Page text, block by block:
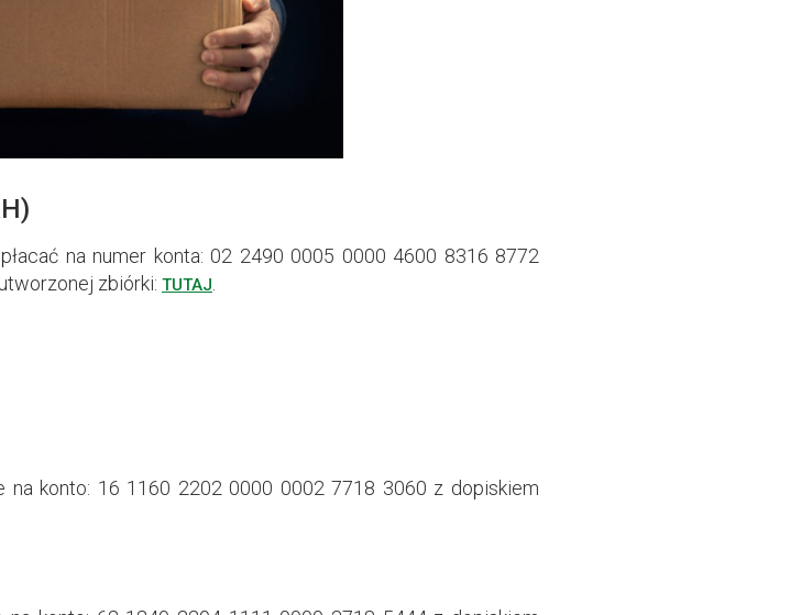
na numer konta: 02 2490 0005 0000 4600 8316 8772
zbiórki: TUTAJ
na konto: 16 1160 2202 0000 0002 7718 3060 z dopiskiem